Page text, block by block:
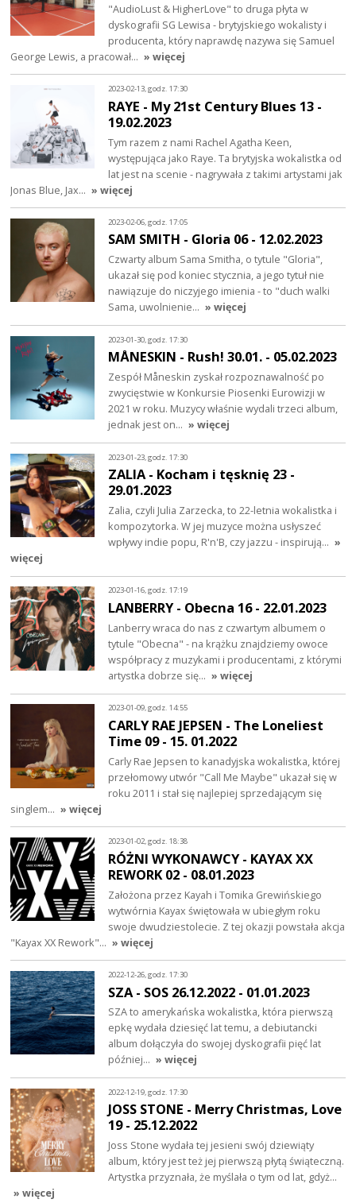
"AudioLust & HigherLove" to druga płyta w
dyskografii SG Lewisa - brytyjskiego wokalisty i
producenta, który naprawdę nazywa się Samuel
George Lewis, a pracował… » więcej
2023-02-13, godz. 17:30
RAYE - My 21st Century Blues 13 -
19.02.2023
Tym razem z nami Rachel Agatha Keen,
występująca jako Raye. Ta brytyjska wokalistka od
lat jest na scenie - nagrywała z takimi artystami jak
Jonas Blue, Jax… » więcej
2023-02-06, godz. 17:05
SAM SMITH - Gloria 06 - 12.02.2023
Czwarty album Sama Smitha, o tytule "Gloria",
ukazał się pod koniec stycznia, a jego tytuł nie
nawiązuje do niczyjego imienia - to "duch walki
Sama, uwolnienie… » więcej
2023-01-30, godz. 17:30
MÅNESKIN - Rush! 30.01. - 05.02.2023
Zespół Måneskin zyskał rozpoznawalność po
zwycięstwie w Konkursie Piosenki Eurowizji w
2021 w roku. Muzycy właśnie wydali trzeci album,
jednak jest on… » więcej
2023-01-23, godz. 17:30
ZALIA - Kocham i tęsknię 23 -
29.01.2023
Zalia, czyli Julia Zarzecka, to 22-letnia wokalistka i
kompozytorka. W jej muzyce można usłyszeć
wpływy indie popu, R'n'B, czy jazzu - inspirują… »
więcej
2023-01-16, godz. 17:19
LANBERRY - Obecna 16 - 22.01.2023
Lanberry wraca do nas z czwartym albumem o
tytule "Obecna" - na krążku znajdziemy owoce
współpracy z muzykami i producentami, z którymi
artystka dobrze się… » więcej
2023-01-09, godz. 14:55
CARLY RAE JEPSEN - The Loneliest
Time 09 - 15. 01.2022
Carly Rae Jepsen to kanadyjska wokalistka, której
przełomowy utwór "Call Me Maybe" ukazał się w
roku 2011 i stał się najlepiej sprzedającym się
singlem… » więcej
2023-01-02, godz. 18:38
RÓŻNI WYKONAWCY - KAYAX XX
REWORK 02 - 08.01.2023
Założona przez Kayah i Tomika Grewińskiego
wytwórnia Kayax świętowała w ubiegłym roku
swoje dwudziestolecie. Z tej okazji powstała akcja
"Kayax XX Rework"… » więcej
2022-12-26, godz. 17:30
SZA - SOS 26.12.2022 - 01.01.2023
SZA to amerykańska wokalistka, która pierwszą
epkę wydała dziesięć lat temu, a debiutancki
album dołączyła do swojej dyskografii pięć lat
później… » więcej
2022-12-19, godz. 17:30
JOSS STONE - Merry Christmas, Love
19 - 25.12.2022
Joss Stone wydała tej jesieni swój dziewiąty
album, który jest też jej pierwszą płytą świąteczną.
Artystka przyznała, że myślała o tym od lat, gdyż…
» więcej